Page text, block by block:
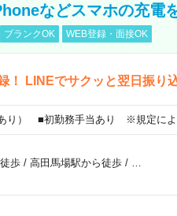
などスマホの充電
ブランクOK WEB登録・面接OK
LINEでサクッと翌日振り
り） ■初勤務手当あり ※規定に
歩/ 高田馬場駅から徒歩/ …